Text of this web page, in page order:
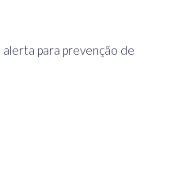
para prevenção de